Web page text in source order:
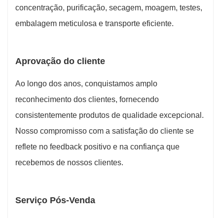
concentração, purificação, secagem, moagem, testes,
embalagem meticulosa e transporte eficiente.
Aprovação do cliente
Ao longo dos anos, conquistamos amplo
reconhecimento dos clientes, fornecendo
consistentemente produtos de qualidade excepcional.
Nosso compromisso com a satisfação do cliente se
reflete no feedback positivo e na confiança que
recebemos de nossos clientes.
Serviço Pós-Venda